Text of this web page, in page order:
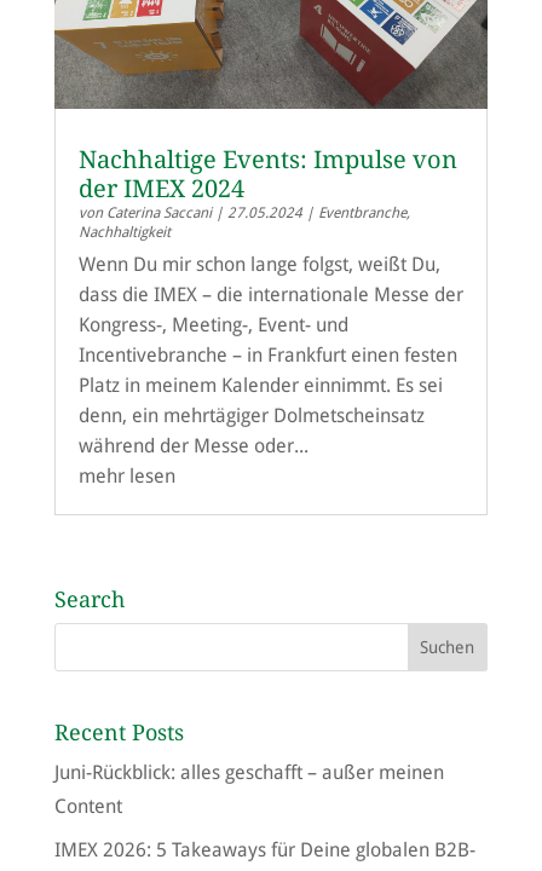
Nachhaltige Events: Impulse von
der IMEX 2024
von Caterina Saccani| 27.05.2024| Eventbranche,
Nachhaltigkeit
Wenn Du mir schon lange folgst, weißt Du,
dass die IMEX – die internationale Messe der
Kongress-, Meeting-, Event- und
Incentivebranche – in Frankfurt einen festen
Platz in meinem Kalender einnimmt. Es sei
denn, ein mehrtägiger Dolmetscheinsatz
während der Messe oder...
mehr lesen
Search
Recent Posts
Juni-Rückblick: alles geschafft – außer meinen
Content
IMEX 2026: 5 Takeaways für Deine globalen B2B-